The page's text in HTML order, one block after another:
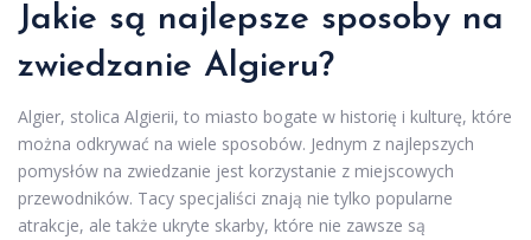
Jakie są najlepsze sposoby na
zwiedzanie Algieru?
Algier, stolica Algierii, to miasto bogate w historię i kulturę, które
można odkrywać na wiele sposobów. Jednym z najlepszych
pomysłów na zwiedzanie jest korzystanie z miejscowych
przewodników. Tacy specjaliści znają nie tylko popularne
atrakcje, ale także ukryte skarby, które nie zawsze są